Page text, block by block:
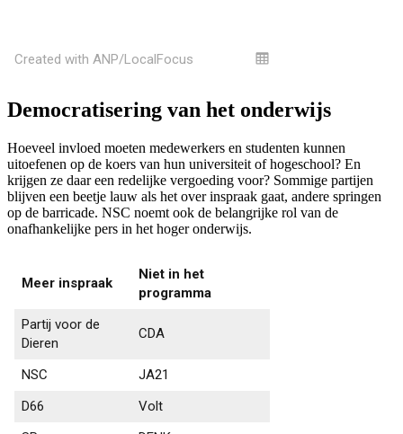
Democratisering van het onderwijs
Hoeveel invloed moeten medewerkers en studenten kunnen
uitoefenen op de koers van hun universiteit of hogeschool? En
krijgen ze daar een redelijke vergoeding voor? Sommige partijen
blijven een beetje lauw als het over inspraak gaat, andere springen
op de barricade. NSC noemt ook de belangrijke rol van de
onafhankelijke pers in het hoger onderwijs.